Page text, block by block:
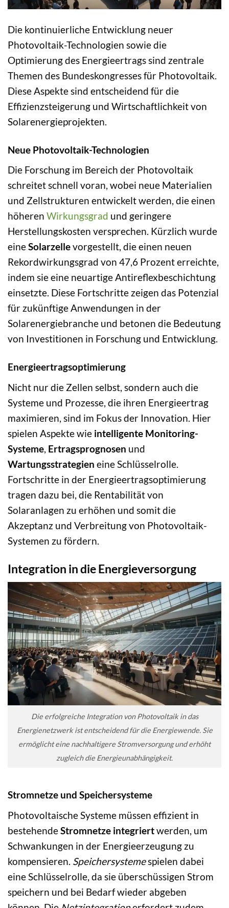
Die kontinuierliche Entwicklung neuer
Photovoltaik-Technologien sowie die
Optimierung des Energieertrags sind zentrale
Themen des Bundeskongresses für Photovoltaik.
Diese Aspekte sind entscheidend für die
Effizienzsteigerung und Wirtschaftlichkeit von
Solarenergieprojekten.
Neue Photovoltaik-Technologien
Die Forschung im Bereich der Photovoltaik
schreitet schnell voran, wobei neue Materialien
und Zellstrukturen entwickelt werden, die einen
höheren Wirkungsgrad und geringere
Herstellungskosten versprechen. Kürzlich wurde
eineSolarzellevorgestellt, die einen neuen
Rekordwirkungsgrad von 47,6 Prozent erreichte,
indem sie eine neuartige Antireflexbeschichtung
einsetzte. Diese Fortschritte zeigen das Potenzial
für zukünftige Anwendungen in der
Solarenergiebranche und betonen die Bedeutung
von Investitionen in Forschung und Entwicklung.
Energieertragsoptimierung
Nicht nur die Zellen selbst, sondern auch die
Systeme und Prozesse, die ihren Energieertrag
maximieren, sind im Fokus der Innovation. Hier
spielen Aspekte wie intelligente Monitoring-
Systeme, Ertragsprognosen und
Wartungsstrategien eine Schlüsselrolle.
Fortschritte in der Energieertragsoptimierung
tragen dazu bei, die Rentabilität von
Solaranlagen zu erhöhen und somit die
Akzeptanz und Verbreitung von Photovoltaik-
Systemen zu fördern.
Integration in die Energieversorgung
Die erfolgreiche Integration von Photovoltaik in das
Energienetzwerk ist entscheidend für die Energiewende. Sie
ermöglicht eine nachhaltigere Stromversorgung und erhöht
zugleich die Energieunabhängigkeit.
Stromnetze und Speichersysteme
Photovoltaische Systeme müssen effizient in
bestehendeStromnetze integriertwerden, um
Schwankungen in der Energieerzeugung zu
kompensieren. Speichersystemespielen dabei
eine Schlüsselrolle, da sie überschüssigen Strom
speichern und bei Bedarf wieder abgeben